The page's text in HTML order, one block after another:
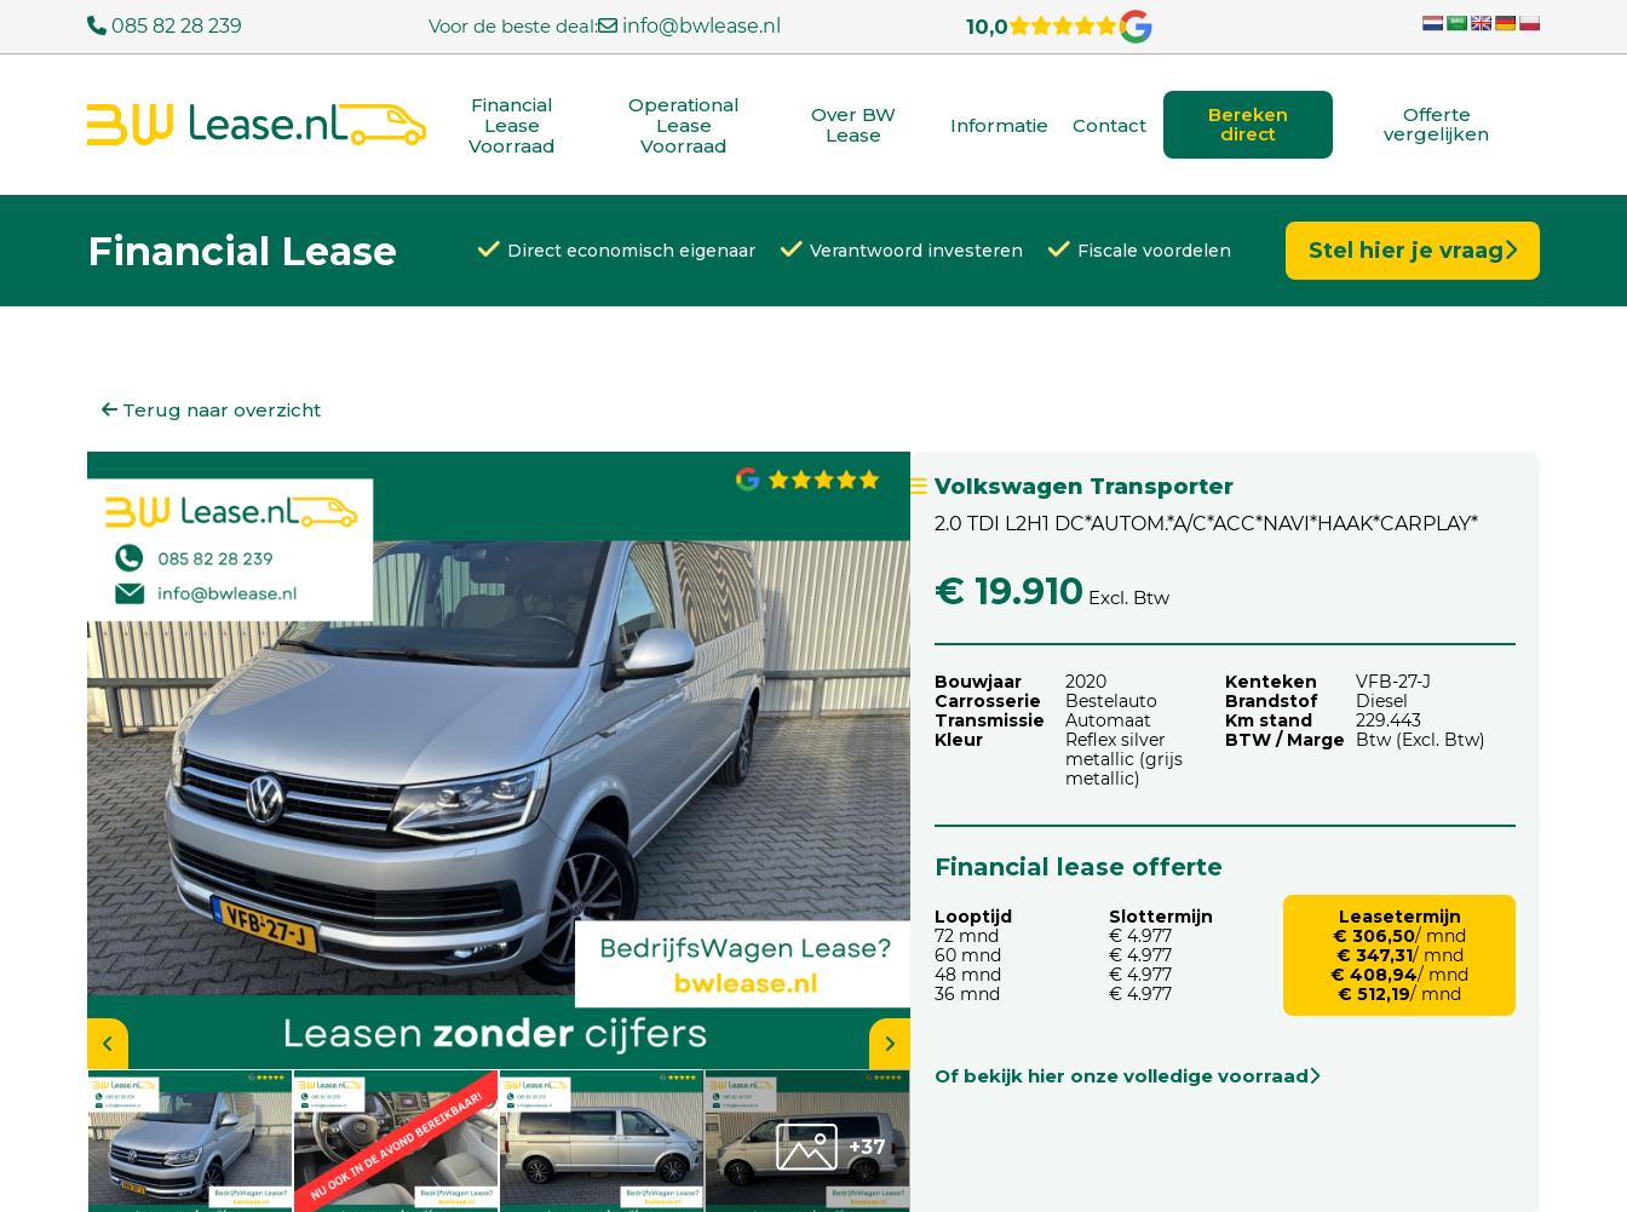
085 82 28 239 Voor de beste deal: info@bwlease.nl 10,0
Financial
Lease
Voorraad
Operational
Lease
Voorraad
Over BW
Lease
Informatie Contact
Bereken
direct
Offerte
vergelijken
Financial Lease Direct economisch eigenaar Verantwoord investeren Fiscale voordelen Stel hier je vraag
Terug naar overzicht
+37
Volkswagen Transporter
2.0 TDI L2H1 DC*AUTOM.*A/C*ACC*NAVI*HAAK*CARPLAY*
€ 19.910 Excl. Btw
Bouwjaar
2020
Carrosserie
Bestelauto
Transmissie
Automaat
Kleur
Reflex silver
metallic (grijs
metallic)
Kenteken
VFB-27-J
Brandstof
Diesel
Km stand
229.443
BTW / Marge
Btw (Excl. Btw)
Financial lease offerte
Looptijd
72 mnd
60 mnd
48 mnd
36 mnd
Slottermijn
€ 4.977
€ 4.977
€ 4.977
€ 4.977
Leasetermijn
€ 306,50/ mnd
€ 347,31/ mnd
€ 408,94/ mnd
€ 512,19/ mnd
Of bekijk hier onze volledige voorraad